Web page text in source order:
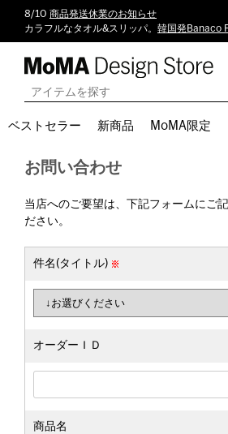
8/10 商品発送休業のお知らせ
カラフルなタオル&スリッパ。 韓国発Banaco
ベストセラー 新商品 MoMA限定
お問い合わせ
当店へのご要望は、下記フォームにご
ださい。
件名(タイトル)
オーダーＩＤ
商品名